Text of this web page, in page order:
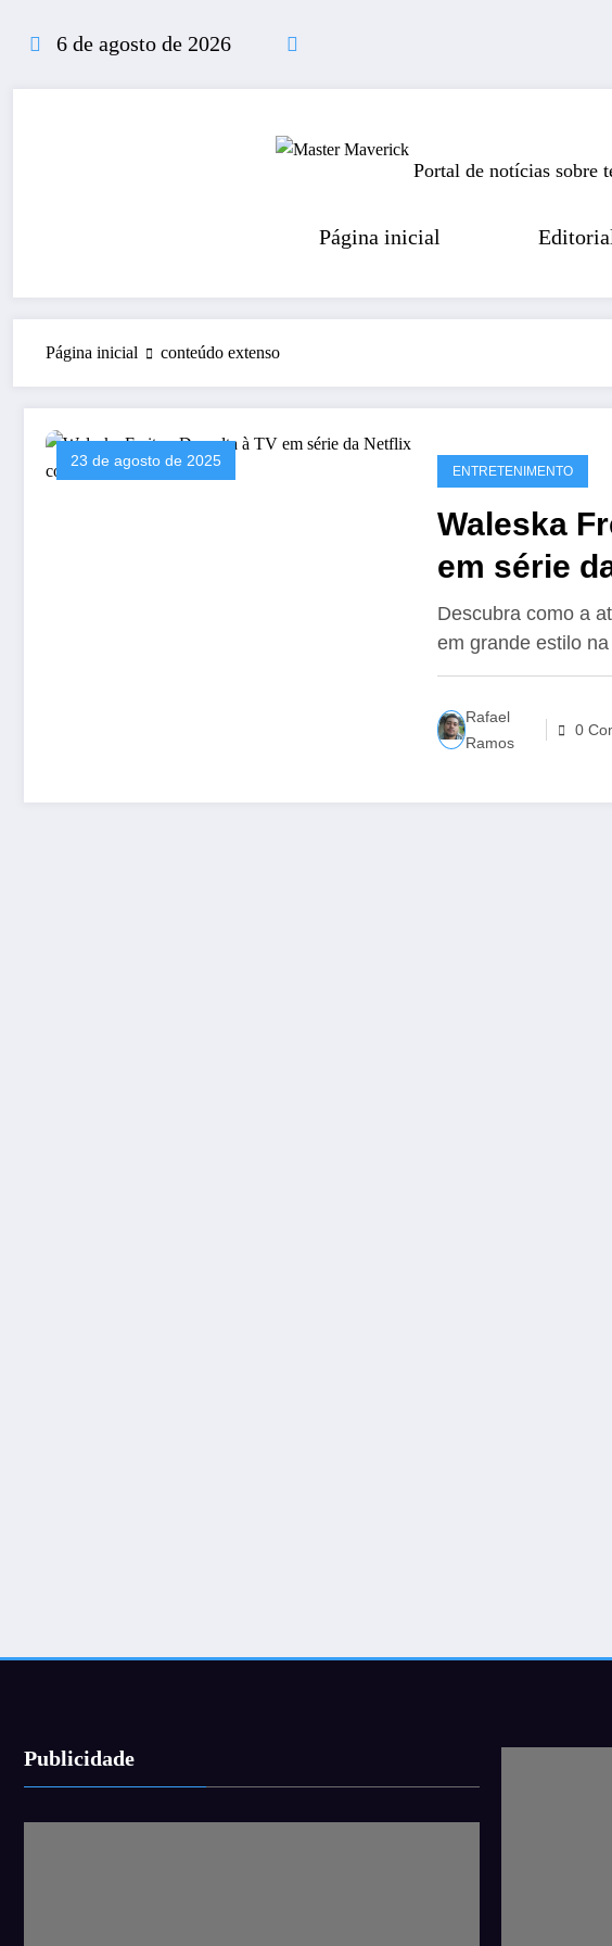
conteúdo
6 de agosto de 2026
Portal de notícias sobre
Página inicial
Página inicial conteúdo extenso
23 de agosto de 2025
ENTRETENIMENTO
Waleska
em série
Paes
Descubra como a
em grande estilo
Rafael
Ramos
0
Publicidade